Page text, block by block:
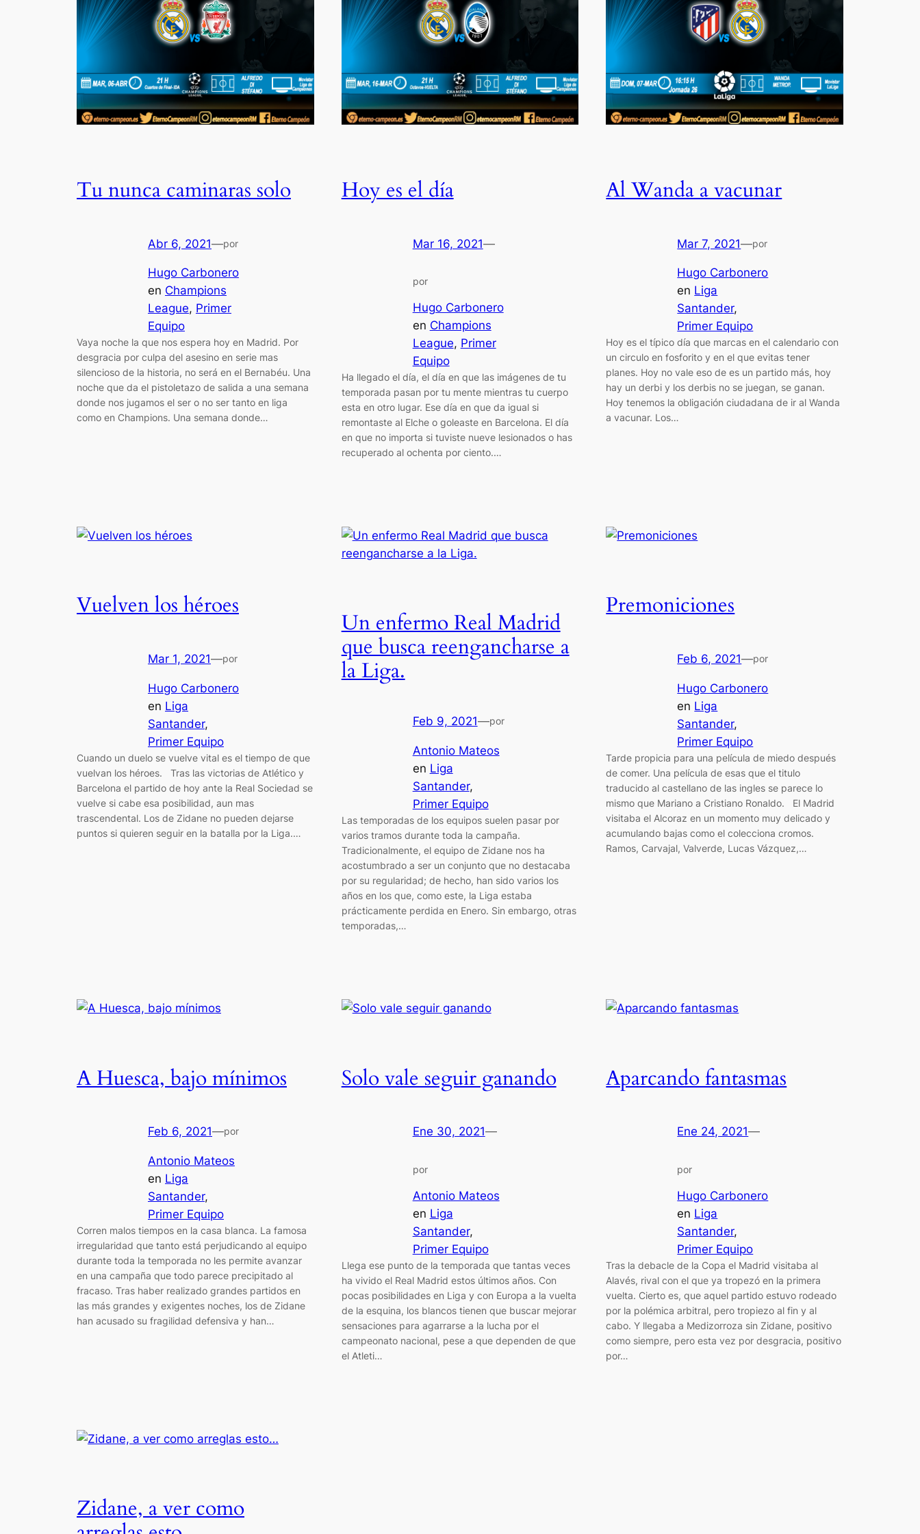
Tu nunca caminaras solo
Abr 6, 2021—por
Hugo Carbonero
en Champions
League, Primer
Equipo
Vaya noche la que nos espera hoy en Madrid. Por
desgracia por culpa del asesino en serie mas
silencioso de la historia, no será en el Bernabéu. Una
noche que da el pistoletazo de salida a una semana
donde nos jugamos el ser o no ser tanto en liga
como en Champions. Una semana donde…
Hoy es el día
Mar 16, 2021—
por
Hugo Carbonero
en Champions
League, Primer
Equipo
Ha llegado el día, el día en que las imágenes de tu
temporada pasan por tu mente mientras tu cuerpo
esta en otro lugar. Ese día en que da igual si
remontaste al Elche o goleaste en Barcelona. El día
en que no importa si tuviste nueve lesionados o has
recuperado al ochenta por ciento.…
Al Wanda a vacunar
Mar 7, 2021—por
Hugo Carbonero
en Liga
Santander
Primer Equipo
Hoy es el típico día que marcas en el calendario con
un circulo en fosforito y en el que evitas tener
planes. Hoy no vale eso de es un partido más, hoy
hay un derbi y los derbis no se juegan, se ganan.
Hoy tenemos la obligación ciudadana de ir al Wanda
a vacunar. Los…
Vuelven los héroes
Mar 1, 2021—por
Hugo Carbonero
en Liga
Santander
Primer Equipo
Cuando un duelo se vuelve vital es el tiempo de que
vuelvan los héroes. Tras las victorias de Atlético y
Barcelona el partido de hoy ante la Real Sociedad se
vuelve si cabe esa posibilidad, aun mas
trascendental. Los de Zidane no pueden dejarse
puntos si quieren seguir en la batalla por la Liga.…
Un enfermo Real Madrid
que busca reengancharse a
la Liga.
Feb 9, 2021—por
Antonio Mateos
en Liga
Santander
Primer Equipo
Las temporadas de los equipos suelen pasar por
varios tramos durante toda la campaña.
Tradicionalmente, el equipo de Zidane nos ha
acostumbrado a ser un conjunto que no destacaba
por su regularidad; de hecho, han sido varios los
años en los que, como este, la Liga estaba
prácticamente perdida en Enero. Sin embargo, otras
temporadas,…
Premoniciones
Feb 6, 2021—por
Hugo Carbonero
en Liga
Santander
Primer Equipo
Tarde propicia para una película de miedo después
de comer. Una película de esas que el titulo
traducido al castellano de las ingles se parece lo
mismo que Mariano a Cristiano Ronaldo. El Madrid
visitaba el Alcoraz en un momento muy delicado y
acumulando bajas como el colecciona cromos.
Ramos, Carvajal, Valverde, Lucas Vázquez,…
A Huesca, bajo mínimos
Feb 6, 2021—por
Antonio Mateos
en Liga
Santander
Primer Equipo
Corren malos tiempos en la casa blanca. La famosa
irregularidad que tanto está perjudicando al equipo
durante toda la temporada no les permite avanzar
en una campaña que todo parece precipitado al
fracaso. Tras haber realizado grandes partidos en
las más grandes y exigentes noches, los de Zidane
han acusado su fragilidad defensiva y han…
Solo vale seguir ganando
Ene 30, 2021—
por
Antonio Mateos
en Liga
Santander
Primer Equipo
Llega ese punto de la temporada que tantas veces
ha vivido el Real Madrid estos últimos años. Con
pocas posibilidades en Liga y con Europa a la vuelta
de la esquina, los blancos tienen que buscar mejorar
sensaciones para agarrarse a la lucha por el
campeonato nacional, pese a que dependen de que
el Atleti…
Aparcando fantasmas
Ene 24, 2021—
por
Hugo Carbonero
en Liga
Santander
Primer Equipo
Tras la debacle de la Copa el Madrid visitaba al
Alavés, rival con el que ya tropezó en la primera
vuelta. Cierto es, que aquel partido estuvo rodeado
por la polémica arbitral, pero tropiezo al fin y al
cabo. Y llegaba a Medizorroza sin Zidane, positivo
como siempre, pero esta vez por desgracia, positivo
por…
Zidane, a ver como